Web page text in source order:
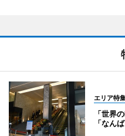
エリア特
「世界
「なん